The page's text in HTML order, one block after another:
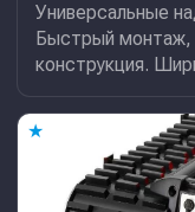
Универсальные
Быстрый монтаж,
конструкция.
★